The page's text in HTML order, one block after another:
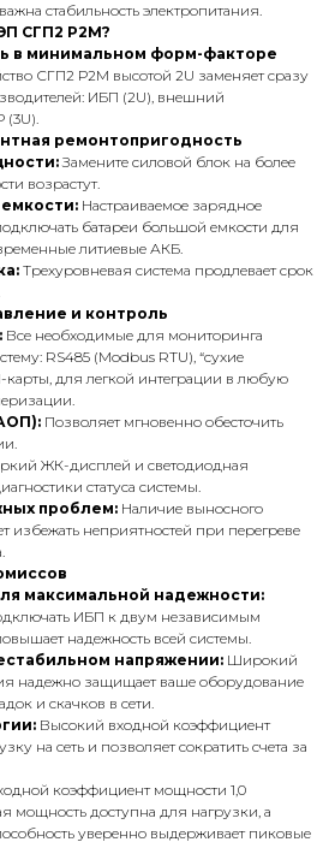
стабильность электропитания.
СГП2 Р2М?
в минимальном форм-факторе
СГП2 Р2М высотой 2U заменяет сразу
ИБП (2U), внешний
(3U).
ремонтопригодность
Замените силовой блок на более
возрастут.
Настраиваемое зарядное
батареи большой емкости для
литиевые АКБ.
Трехуровневая система продлевает срок
и контроль
Все необходимые для мониторинга
RS485 (Modbus RTU), “сухие
карты, для легкой интеграции в любую
Позволяет мгновенно обесточить
ЖК-дисплей и светодиодная
статуса системы.
проблем: Наличие выносного
избежать неприятностей при перегреве
максимальной надежности:
ИБП к двум независимым
надежность всей системы.
напряжении: Широкий
надежно защищает ваше оборудование
и скачков в сети.
Высокий входной коэффициент
на сеть и позволяет сократить счета за
коэффициент мощности 1,0
мощность доступна для нагрузки, а
уверенно выдерживает пиковые